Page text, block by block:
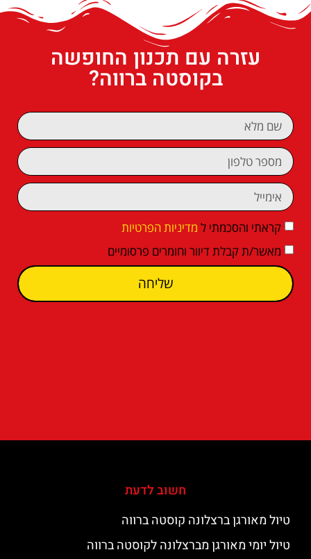
עזרה עם תכנון החופשה
בקוסטה ברווה?
קראתי והסכמתי ל מדיניות הפרטיות
מאשר/ת קבלת דיוור וחומרים פרסומיים
שליחה
חשוב לדעת
טיול מאורגן ברצלונה קוסטה ברווה
טיול יומי מאורגן מברצלונה לקוסטה ברווה